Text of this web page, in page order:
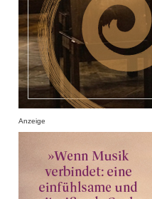
Anzeige